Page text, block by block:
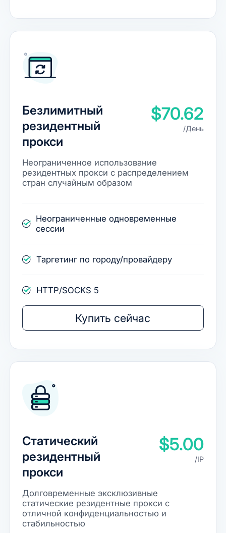
Безлимитный
резидентный
прокси
$70.62
/День
Неограниченное использование
резидентных прокси с распределением
стран случайным образом
Неограниченные одновременные
сессии
Таргетинг по городу/провайдеру
HTTP/SOCKS 5
Купить сейчас
Статический
резидентный
прокси
$5.00
/IP
Долговременные эксклюзивные
статические резидентные прокси с
отличной конфиденциальностью и
стабильностью